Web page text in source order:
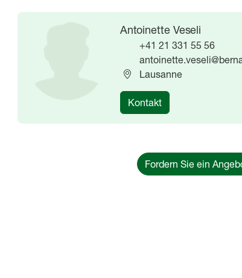
Antoinette Veseli
+41 21 331 55 56
Lausanne
Kontakt
Fordern Sie ein